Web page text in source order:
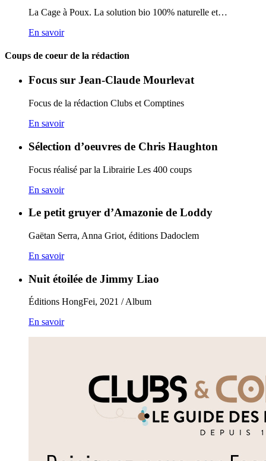
La Cage à Poux. La solution bio 100% naturelle et…
En savoir
Coups de coeur de la rédaction
Focus sur Jean-Claude Mourlevat
Focus de la rédaction Clubs et Comptines
En savoir
Sélection d’oeuvres de Chris Haughton
Focus réalisé par la Librairie Les 400 coups
En savoir
Le petit gruyer d’Amazonie de Loddy
Gaëtan Serra, Anna Griot, éditions Dadoclem
En savoir
Nuit étoilée de Jimmy Liao
Éditions HongFei, 2021 / Album
En savoir